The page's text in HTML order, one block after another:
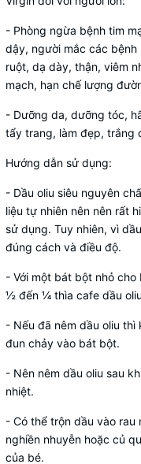
- Phòng ngừa bệnh tim
dậy, người mắc các
ruột, dạ dày, thận, viêm
mạch, hạn chế lượng
- Dưỡng da, dưỡng tóc,
tẩy trang, làm đẹp, trắng
Hướng dẫn sử dụng:
- Dầu oliu siêu nguyên
liệu tự nhiên nên nên rất
sử dụng. Tuy nhiên, vì
đúng cách và điều độ.
- Với một bát bột nhỏ cho
½ đến ¼ thìa cafe dầu
- Nếu đã nêm dầu oliu
đun chảy vào bát bột.
- Nên nêm dầu oliu sau
nhiệt.
- Có thể trộn dầu vào rau
nghiền nhuyễn hoặc củ
của bé.